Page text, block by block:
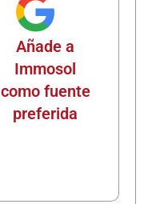
Añade a
Immosol
como fuente
preferida